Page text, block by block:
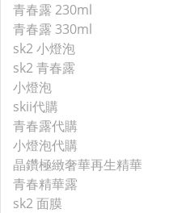
青春露 230ml
青春露 330ml
sk2 小燈泡
sk2 青春露
小燈泡
skii代購
青春露代購
小燈泡代購
晶鑽極緻奢華再生精華
青春精華露
sk2 面膜